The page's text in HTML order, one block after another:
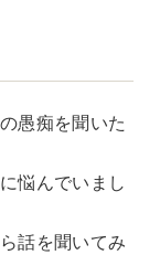
愚痴を聞いた
悩んでいまし
話を聞いてみ